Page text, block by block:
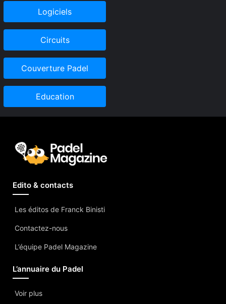
Logiciels
Circuits
Couverture Padel
Education
Edito & contacts
Les éditos de Franck Binisti
Contactez-nous
L’équipe Padel Magazine
L’annuaire du Padel
Voir plus